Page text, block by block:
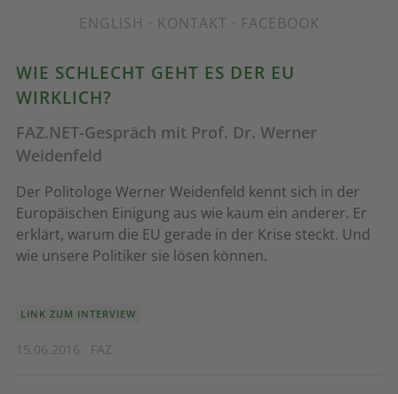
ENGLISH · KONTAKT · FACEBOOK
WIE SCHLECHT GEHT ES DER EU
WIRKLICH?
FAZ.NET-Gespräch mit Prof. Dr. Werner
Weidenfeld
Der Politologe Werner Weidenfeld kennt sich in der
Europäischen Einigung aus wie kaum ein anderer. Er
erklärt, warum die EU gerade in der Krise steckt. Und
wie unsere Politiker sie lösen können.
LINK ZUM INTERVIEW
15.06.2016 · FAZ